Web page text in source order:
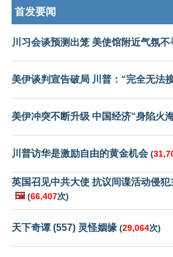
首发要闻
川习会谈预测出笼 美使馆附近气氛不
美伊谈判宣告破局 川普：“完全无法
美伊冲突不断升级 中国经济“身陷火
川普访华是激励自由的黄金机会 (
英国召见中共大使 抗议间谍活动侵犯
🖼️ (66,407次)
天下奇谭 (557) 灵怪姻缘 (29,064次)